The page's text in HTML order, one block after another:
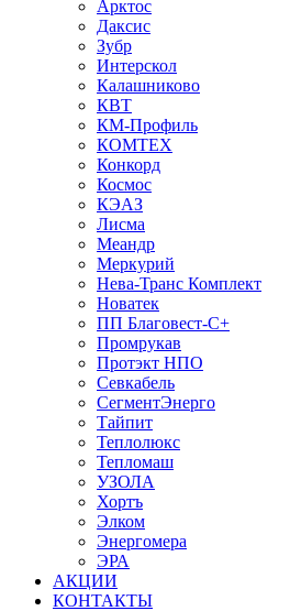
Арктос
Даксис
Зубр
Интерскол
Калашниково
КВТ
КМ-Профиль
КОМТЕХ
Конкорд
Космос
КЭАЗ
Лисма
Меандр
Меркурий
Нева-Транс Комплект
Новатек
ПП Благовест-С+
Промрукав
Протэкт НПО
Севкабель
СегментЭнерго
Тайпит
Теплолюкс
Тепломаш
УЗОЛА
Хортъ
Элком
Энергомера
ЭРА
АКЦИИ
КОНТАКТЫ